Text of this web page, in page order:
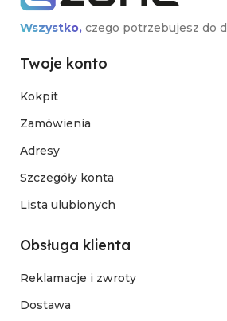
Wszystko, czego potrzebujesz do
Twoje konto
Kokpit
Zamówienia
Adresy
Szczegóły konta
Lista ulubionych
Obsługa klienta
Reklamacje i zwroty
Dostawa